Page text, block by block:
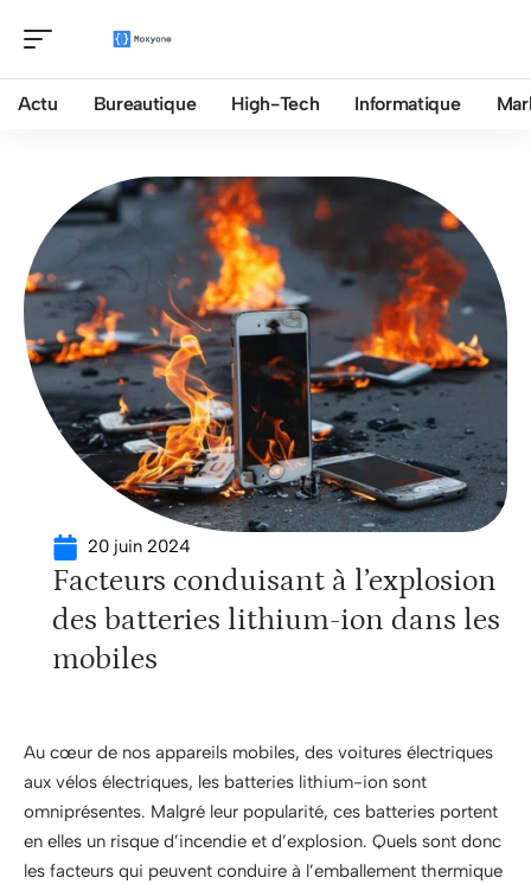
Actu Bureautique High-Tech Informatique
20 juin 2024
Facteurs conduisant à l’explosion
des batteries lithium-ion dans les
mobiles
Au cœur de nos appareils mobiles, des voitures électriques
aux vélos électriques, les batteries lithium-ion sont
omniprésentes. Malgré leur popularité, ces batteries portent
en elles un risque d’incendie et d’explosion. Quels sont donc
les facteurs qui peuvent conduire à l’emballement thermique